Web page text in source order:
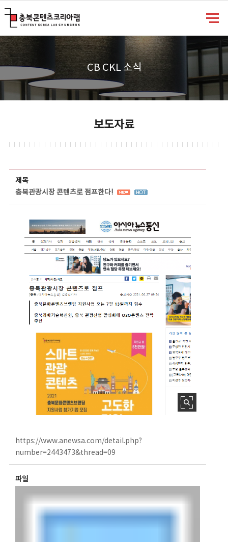
CB CKL 소식
보도자료
제목
충북관광시장 콘텐츠로 점프한다!
https://www.anewsa.com/detail.php?
number=2443473&thread=09
파일